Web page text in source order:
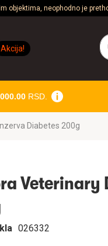
objektima, neophodno je
Akcija!
RSD.
Diabetes 200g
Veterinary
026332